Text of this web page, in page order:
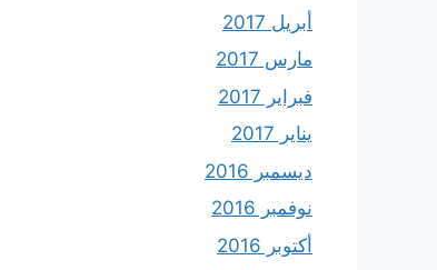
أبريل 2017
مارس 2017
فبراير 2017
يناير 2017
ديسمبر 2016
نوفمبر 2016
أكتوبر 2016